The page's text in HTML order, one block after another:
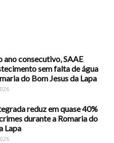
ano consecutivo, SAAE
sem falta de água
do Bom Jesus da Lapa
reduz em quase 40%
durante a Romaria do
Lapa